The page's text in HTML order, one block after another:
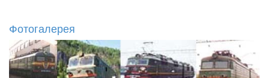
Фотогалерея